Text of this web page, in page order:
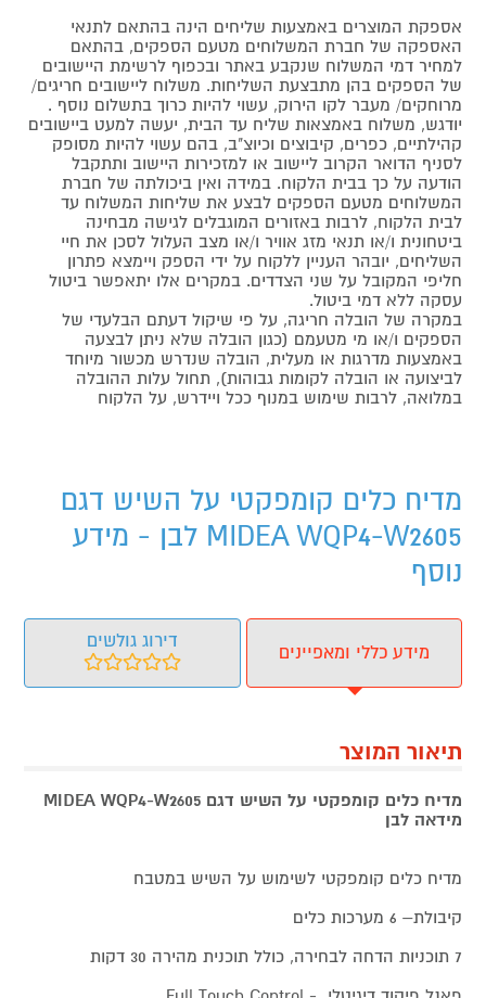
אספקת המוצרים באמצעות שליחים הינה בהתאם לתנאי
האספקה של חברת המשלוחים מטעם הספקים, בהתאם
למחיר דמי המשלוח שנקבע באתר ובכפוף לרשימת היישובים
של הספקים בהן מתבצעת השליחות. משלוח ליישובים חריגים/
מרוחקים/ מעבר לקו הירוק, עשוי להיות כרוך בתשלום נוסף .
יודגש, משלוח באמצאות שליח עד הבית, יעשה למעט ביישובים
קהילתיים, כפרים, קיבוצים וכיוצ"ב, בהם עשוי להיות מסופק
לסניף הדואר הקרוב ליישוב או למזכירות היישוב ותתקבל
הודעה על כך בבית הלקוח. במידה ואין ביכולתה של חברת
המשלוחים מטעם הספקים לבצע את שליחות המשלוח עד
לבית הלקוח, לרבות באזורים המוגבלים לגישה מבחינה
ביטחונית ו/או תנאי מזג אוויר ו/או מצב העלול לסכן את חיי
השליחים, יובהר העניין ללקוח על ידי הספק ויימצא פתרון
חליפי המקובל על שני הצדדים. במקרים אלו יתאפשר ביטול
עסקה ללא דמי ביטול.
במקרה של הובלה חריגה, על פי שיקול דעתם הבלעדי של
הספקים ו/או מי מטעמם (כגון הובלה שלא ניתן לבצעה
באמצעות מדרגות או מעלית, הובלה שנדרש מכשור מיוחד
לביצועה או הובלה לקומות גבוהות), תחול עלות ההובלה
במלואה, לרבות שימוש במנוף ככל ויידרש, על הלקוח
מדיח כלים קומפקטי על השיש דגם
MIDEA WQP4-W2605 לבן - מידע
נוסף
מידע כללי ומאפיינים
דירוג גולשים
תיאור המוצר
מדיח כלים קומפקטי על השיש דגם MIDEA WQP4-W2605
מידאה לבן
מדיח כלים קומפקטי לשימוש על השיש במטבח
קיבולת– 6 מערכות כלים
7 תוכניות הדחה לבחירה, כולל תוכנית מהירה 30 דקות